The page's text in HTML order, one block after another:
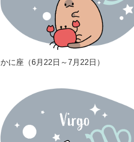
かに座（6月22日～7月22日）